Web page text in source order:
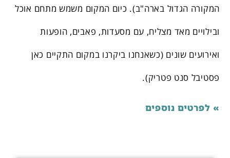
המקורה הגדול בארה"ב). כיום המקום משמש מתחם אוכל
ובילויים מאד מצליח, עם מסעדות, פאבים, הופעות
ואירועים שונים (כשאנחנו ביקרנו במקום התקיים כאן
פסטיבל סנט פטריק).
» לפרטים נוספים